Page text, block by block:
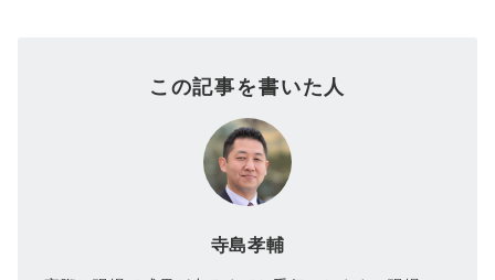
この記事を書いた人
寺島孝輔